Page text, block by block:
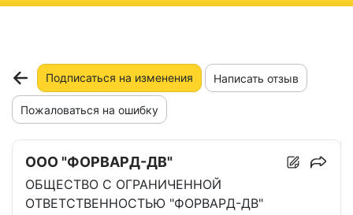
Подписаться на изменения Написать отзыв
Пожаловаться на ошибку
ООО "ФОРВАРД-ДВ"
ОБЩЕСТВО С ОГРАНИЧЕННОЙ
ОТВЕТСТВЕННОСТЬЮ "ФОРВАРД-ДВ"